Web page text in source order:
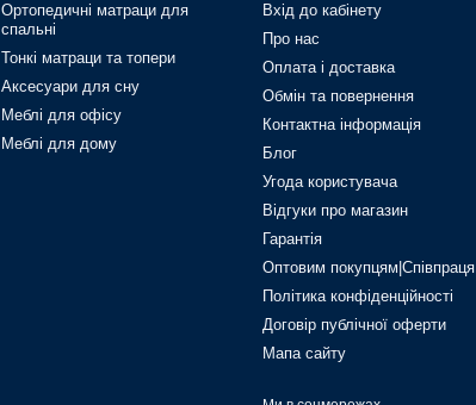
Ортопедичні матраци для
спальні
Тонкі матраци та топери
Аксесуари для сну
Меблі для офісу
Меблі для дому
Вхід до кабінету
Про нас
Оплата і доставка
Обмін та повернення
Контактна інформація
Блог
Угода користувача
Відгуки про магазин
Гарантія
Оптовим покупцям|Співпраця
Політика конфіденційності
Договір публічної оферти
Мапа сайту